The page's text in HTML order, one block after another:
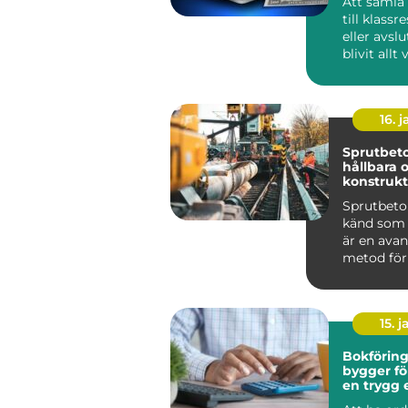
till
eller
blivit allt
16.
hållbara
känd
är en
metod
15.
bygger
en trygg